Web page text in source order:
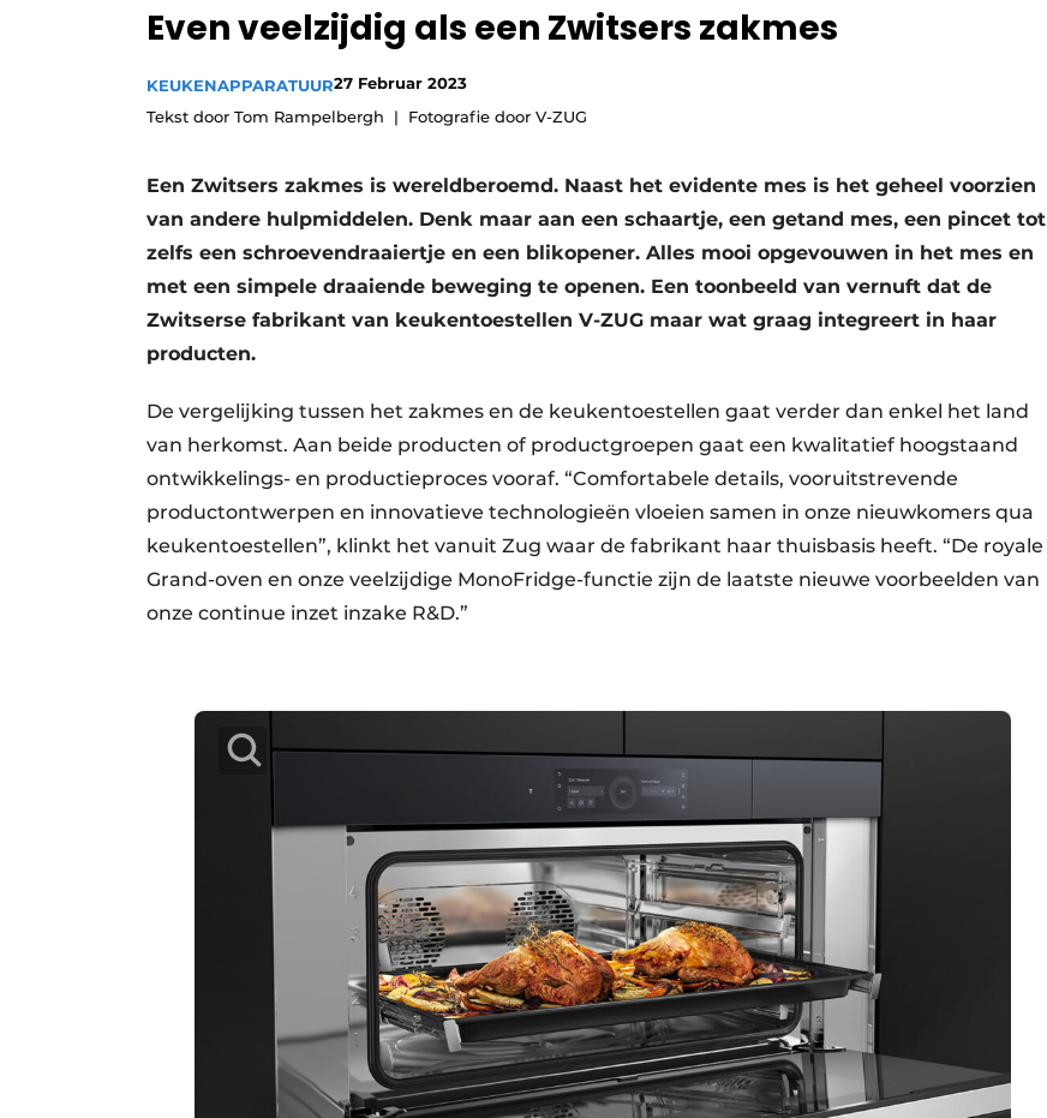
Vacature aanmelden
Even veelzijdig als een Zwitsers zakmes
KEUKENAPPARATUUR27 Februar 2023
Tekst door Tom Rampelbergh
Fotografie door V-ZUG
Een Zwitsers zakmes is wereldberoemd. Naast het evidente mes is het geheel voorzien
van andere hulpmiddelen. Denk maar aan een schaartje, een getand mes, een pincet tot
zelfs een schroevendraaiertje en een blikopener. Alles mooi opgevouwen in het mes en
met een simpele draaiende beweging te openen. Een toonbeeld van vernuft dat de
Zwitserse fabrikant van keukentoestellen V-ZUG maar wat graag integreert in haar
producten.
De vergelijking tussen het zakmes en de keukentoestellen gaat verder dan enkel het land
van herkomst. Aan beide producten of productgroepen gaat een kwalitatief hoogstaand
ontwikkelings- en productie­proces vooraf. “Comfortabele details, vooruitstrevende
productontwerpen en innovatieve technologieën vloeien samen in onze nieuwkomers qua
keukentoestellen”, klinkt het vanuit Zug waar de fabrikant haar thuis­basis heeft. “De royale
Grand-oven en onze veelzijdige MonoFridge-functie zijn de laatste nieuwe voorbeelden van
onze continue inzet inzake R&D.”